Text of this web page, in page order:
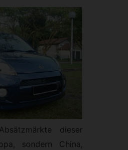
dieser
sondern China,